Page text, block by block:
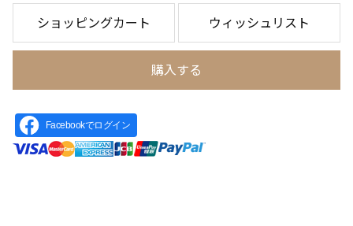
ショッピングカート ウィッシュリスト
購入する
Facebookでログイン